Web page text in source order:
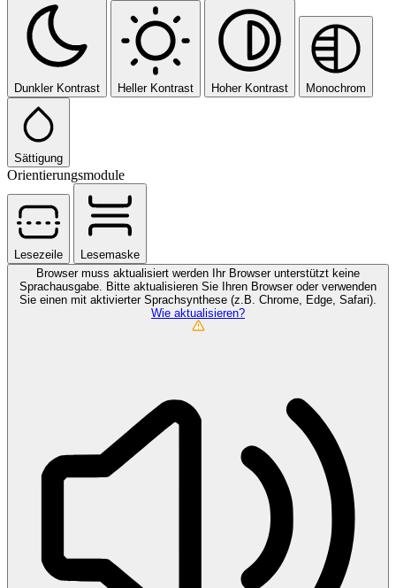
Dunkler Kontrast Heller Kontrast Hoher Kontrast Monochrom
Sättigung
Orientierungsmodule
Lesezeile
Lesemaske
Browser muss aktualisiert werden
Ihr Browser unterstützt keine
Sprachausgabe. Bitte aktualisieren Sie Ihren Browser oder verwenden
Sie einen mit aktivierter Sprachsynthese (z.B. Chrome, Edge, Safari).
Wie aktualisieren?